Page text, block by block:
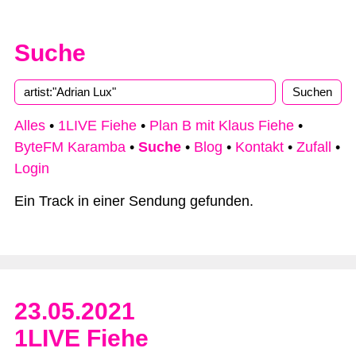
Suche
Alles • 1LIVE Fiehe • Plan B mit Klaus Fiehe •
ByteFM Karamba • Suche • Blog • Kontakt • Zufall
•
Login
Ein Track in einer Sendung gefunden.
23.05.2021
1LIVE Fiehe